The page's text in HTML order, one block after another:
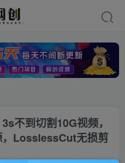
不到切割10G视频，
，LosslessCut无损剪